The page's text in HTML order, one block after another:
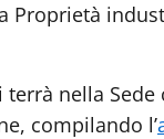
nella
compilando l’